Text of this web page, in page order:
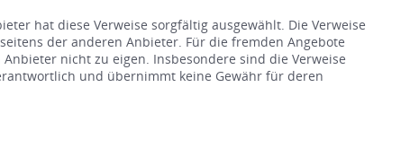
hat diese Verweise sorgfältig ausgewählt. Die Verweise
der anderen Anbieter. Für die fremden Angebote
nicht zu eigen. Insbesondere sind die Verweise
und übernimmt keine Gewähr für deren